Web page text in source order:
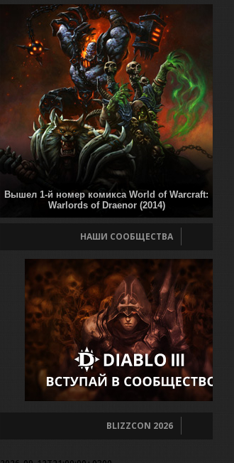
Вышел 1-й номер комикса World of Warcraft:
Warlords of Draenor (2014)
НАШИ СООБЩЕСТВА
BLIZZCON 2026